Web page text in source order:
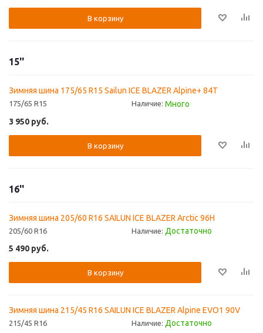
В корзину
15''
Зимняя шина 175/65 R15 Sailun ICE BLAZER Alpine+ 84T
175/65 R15 Наличие: Много
3 950 руб.
В корзину
16''
Зимняя шина 205/60 R16 SAILUN ICE BLAZER Arctic 96H
205/60 R16 Наличие: Достаточно
5 490 руб.
В корзину
Зимняя шина 215/45 R16 SAILUN ICE BLAZER Alpine EVO1 90V
215/45 R16 Наличие: Достаточно